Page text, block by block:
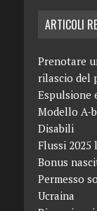
ARTICOLI
Prenotare
rilascio del
Espulsione
Modello A-
Disabili
Flussi
Bonus
Permesso
Ucraina